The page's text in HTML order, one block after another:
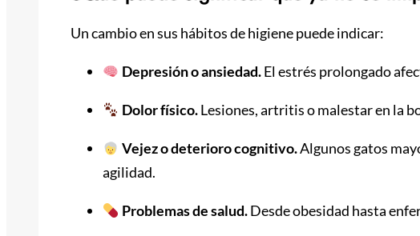
Un cambio en sus hábitos de higiene puede indicar:
Depresión o ansiedad.El estrés prolongado
Dolor físico.Lesiones, artritis o malestar en la
Vejez o deterioro cognitivo.Algunos gatos
agilidad.
Problemas de salud.Desde obesidad hasta